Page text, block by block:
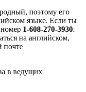
поэтому его
языке. Если ты
1-608-270-3930.
на английском,
почте
в ведущих